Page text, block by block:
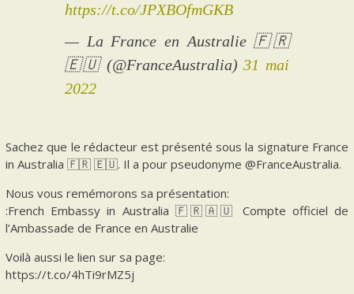
https://t.co/JPXBOfmGKB
— La France en Australie 🇫🇷
🇪🇺 (@FranceAustralia)31 mai
2022
Sachez que le rédacteur est présenté sous la signature France
in Australia 🇫🇷 🇪🇺. Il a pour pseudonyme @FranceAustralia.
Nous vous remémorons sa présentation:
:French Embassy in Australia 🇫🇷🇦🇺 Compte officiel de
l’Ambassade de France en Australie
Voilà aussi le lien sur sa page:
https://t.co/4hTi9rMZ5j